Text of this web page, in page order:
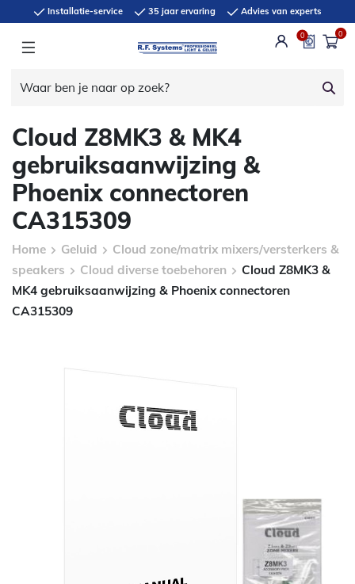
Installatie-service 35 jaar ervaring Advies van experts
0 0
Cloud Z8MK3 & MK4
gebruiksaanwijzing &
Phoenix connectoren
CA315309
Home Geluid
Cloud zone/matrix mixers/versterkers &
speakers
Cloud diverse toebehoren
Cloud Z8MK3 &
MK4 gebruiksaanwijzing & Phoenix connectoren
CA315309